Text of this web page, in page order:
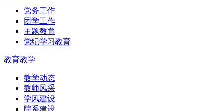
党务工作
团学工作
主题教育
党纪学习教育
教育教学
教学动态
教师风采
学风建设
院系建设